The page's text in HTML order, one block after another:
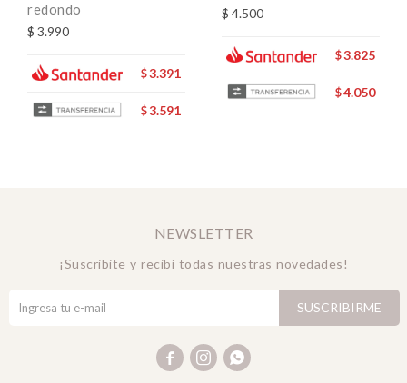
redondo
$ 3.990
$3.391
$3.591
$ 4.500
$3.825
$4.050
NEWSLETTER
¡Suscribite y recibí todas nuestras novedades!
SUSCRIBIRME
  